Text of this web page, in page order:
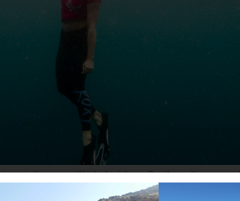
qui attire une multitude de visiteurs. Ce village pittoresque
Porto-Ota et Piana